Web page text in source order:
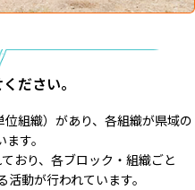
ださい。
組織）があり、各組織が県域の
す。
おり、各ブロック・組織ごと
動が行われています。